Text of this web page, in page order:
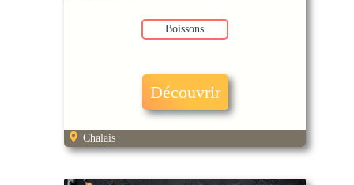
Boissons
Découvrir
Chalais